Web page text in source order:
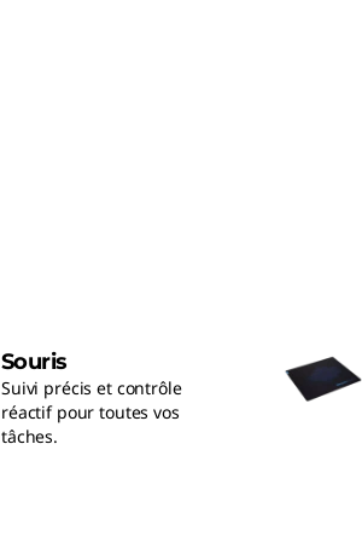
Souris
Suivi précis et contrôle
réactif pour toutes vos
tâches.